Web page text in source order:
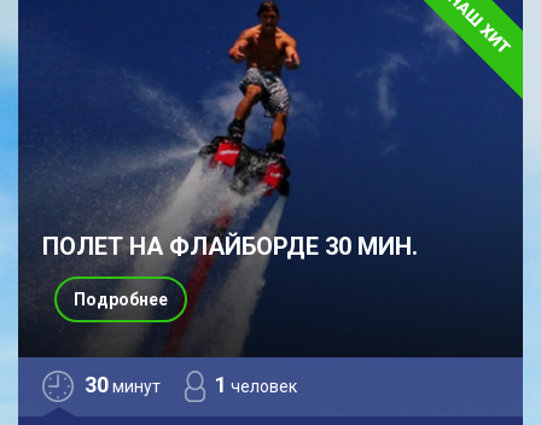
ПОЛЕТ НА ФЛАЙБОРДЕ 30 МИН.
30минут 1 человек
Подробнее